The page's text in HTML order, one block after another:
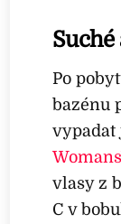
Suché
Po
bazénu
vypadat
vlasy z
C v